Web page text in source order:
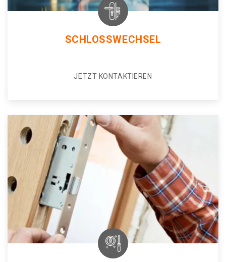
SCHLOSSWECHSEL
JETZT KONTAKTIEREN